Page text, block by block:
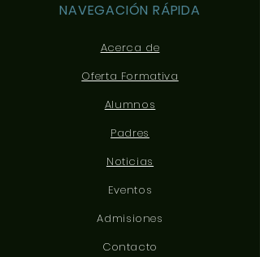
NAVEGACIÓN RÁPIDA
Acerca de
Oferta Formativa
Alumnos
Padres
Noticias
Eventos
Admisiones
Contacto